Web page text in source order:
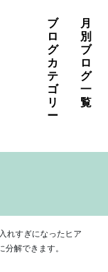
ブ
ロ
グ
カ
テ
ゴ
リ
ー
ト
月
別
ブ
ロ
グ
一
覧
れすぎになったヒア
解できます。